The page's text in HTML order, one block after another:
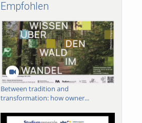
Empfohlen
Between tradition and
transformation: how owner...